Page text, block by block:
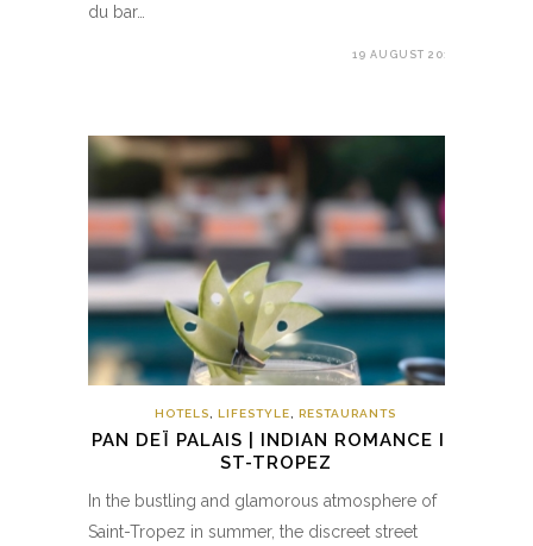
du bar…
19 AUGUST 2017
HOTELS LIFESTYLE RESTAURANTS
PAN DEÏ PALAIS | INDIAN ROMANCE IN
ST-TROPEZ
In the bustling and glamorous atmosphere of
Saint-Tropez in summer, the discreet street